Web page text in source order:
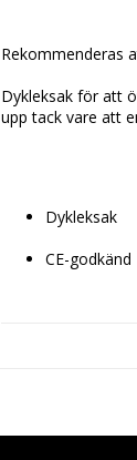
Rekommenderas
Dykleksak för att
upp tack vare att
Dykleksak
CE-godkänd